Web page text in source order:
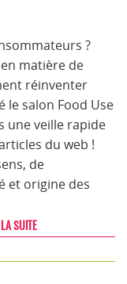
?
matière de
réinventer
le salon Food Use
une veille rapide
du web !
de
et origine des
SUITE